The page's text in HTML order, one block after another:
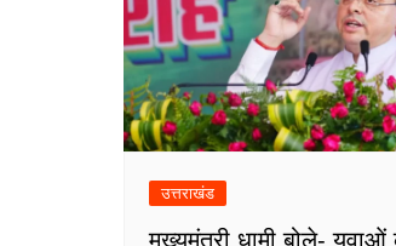
उत्तराखंड
मुख्यमंत्री धामी बोले- युवाओं